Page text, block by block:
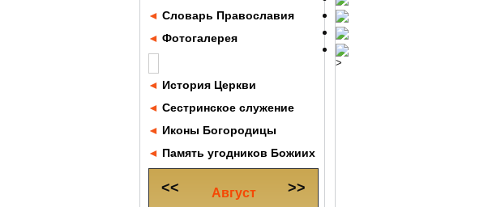
◄ Словарь Православия
◄ Фотогалерея
◄ История Церкви
◄ Сестринское служение
◄ Иконы Богородицы
◄ Память угодников Божиих
<< >>
Август
>